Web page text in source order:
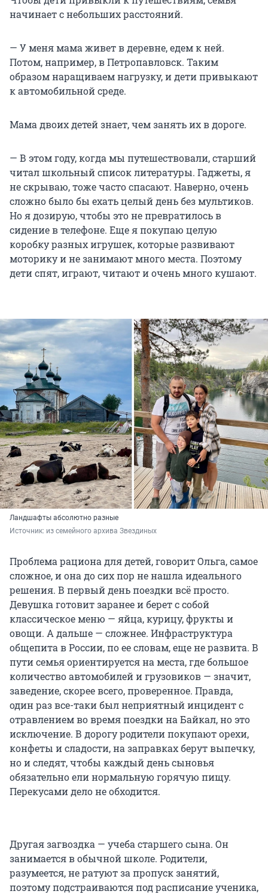
начинает с небольших расстояний.
— У меня мама живет в деревне, едем к ней.
Потом, например, в Петропавловск. Таким
образом наращиваем нагрузку, и дети привыкают
к автомобильной среде.
Мама двоих детей знает, чем занять их в дороге.
— В этом году, когда мы путешествовали, старший
читал школьный список литературы. Гаджеты, я
не скрываю, тоже часто спасают. Наверно, очень
сложно было бы ехать целый день без мультиков.
Но я дозирую, чтобы это не превратилось в
сидение в телефоне. Еще я покупаю целую
коробку разных игрушек, которые развивают
моторику и не занимают много места. Поэтому
дети спят, играют, читают и очень много кушают.
Ландшафты абсолютно разные
Источник: из семейного архива Звездиных
Проблема рациона для детей, говорит Ольга, самое
сложное, и она до сих пор не нашла идеального
решения. В первый день поездки всё просто.
Девушка готовит заранее и берет с собой
классическое меню — яйца, курицу, фрукты и
овощи. А дальше — сложнее. Инфраструктура
общепита в России, по ее словам, еще не развита. В
пути семья ориентируется на места, где большое
количество автомобилей и грузовиков — значит,
заведение, скорее всего, проверенное. Правда,
один раз все-таки был неприятный инцидент с
отравлением во время поездки на Байкал, но это
исключение. В дорогу родители покупают орехи,
конфеты и сладости, на заправках берут выпечку,
но и следят, чтобы каждый день сыновья
обязательно ели нормальную горячую пищу.
Перекусами дело не обходится.
Другая загвоздка — учеба старшего сына. Он
занимается в обычной школе. Родители,
разумеется, не ратуют за пропуск занятий,
поэтому подстраиваются под расписание ученика,